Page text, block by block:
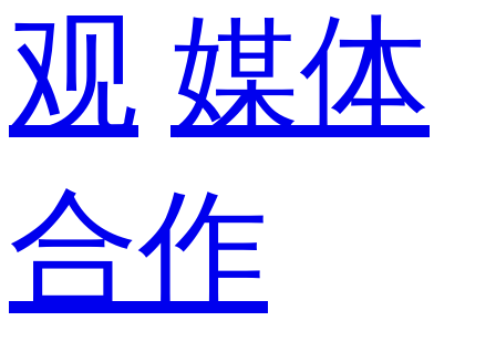
观 媒体
合作